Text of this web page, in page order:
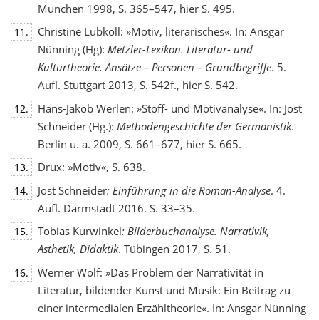
München 1998, S. 365–547, hier S. 495.
11.
Christine Lubkoll: »Motiv, literarisches«. In: Ansgar
Nünning (Hg): Metzler-Lexikon. Literatur- und
Kulturtheorie. Ansätze – Personen – Grundbegriffe. 5.
Aufl. Stuttgart 2013, S. 542f., hier S. 542.
12.
Hans-Jakob Werlen: »Stoff- und Motivanalyse«. In: Jost
Schneider (Hg.): Methodengeschichte der Germanistik.
Berlin u. a. 2009, S. 661–677, hier S. 665.
13. Drux: »Motiv«, S. 638.
14. Jost Schneider: Einführung in die Roman-Analyse. 4.
Aufl. Darmstadt 2016. S. 33–35.
15. Tobias Kurwinkel: Bilderbuchanalyse. Narrativik,
Ästhetik, Didaktik. Tübingen 2017, S. 51.
16.
Werner Wolf: »Das Problem der Narrativität in
Literatur, bildender Kunst und Musik: Ein Beitrag zu
einer intermedialen Erzähltheorie«. In: Ansgar Nünning